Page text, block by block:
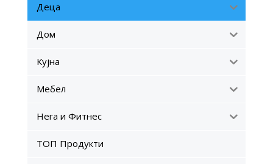
Деца
Дом
Кујна
Мебел
Нега и Фитнес
ТОП Продукти